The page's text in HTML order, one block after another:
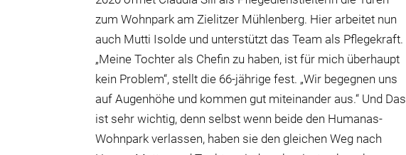
zum Wohnpark am Zielitzer Mühlenberg. Hier arbeitet nun
auch Mutti Isolde und unterstützt das Team als Pflegekraft.
„Meine Tochter als Chefin zu haben, ist für mich überhaupt
kein Problem“, stellt die 66-jährige fest. „Wir begegnen uns
auf Augenhöhe und kommen gut miteinander aus.“ Und Das
ist sehr wichtig, denn selbst wenn beide den Humanas-
Wohnpark verlassen, haben sie den gleichen Weg nach